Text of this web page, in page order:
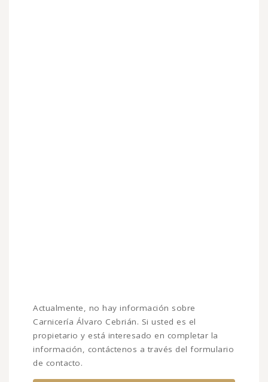
Actualmente, no hay información sobre
Carnicería Álvaro Cebrián. Si usted es el
propietario y está interesado en completar la
información, contáctenos a través del formulario
de contacto.